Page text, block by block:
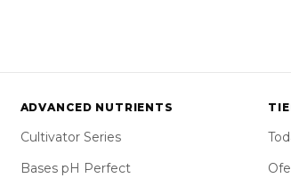
ADVANCED NUTRIENTS
Cultivator Series
Bases pH Perfect